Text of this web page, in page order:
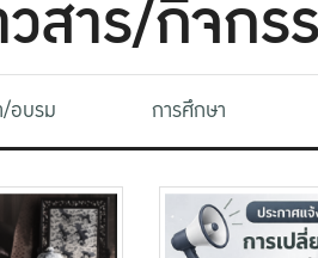
สาร/กิจกร
อบรม การศึกษา